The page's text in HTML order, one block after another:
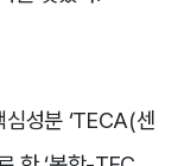
성분 ‘TECA(센